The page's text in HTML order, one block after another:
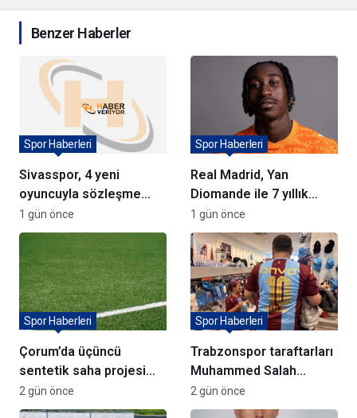
Benzer Haberler
Sivasspor, 4 yeni
oyuncuyla sözleşme
imzaladı
Spor Haberleri
1 gün önce
Real Madrid, Yan
Diomande ile 7 yıllık
sözleşme imzaladı
Spor Haberleri
1 gün önce
Çorum’da üçüncü
sentetik saha projesi
için söz verildi
Spor Haberleri
2 gün önce
Trabzonspor taraftarları
Muhammed Salah
formalarına akın ediyor
Spor Haberleri
2 gün önce